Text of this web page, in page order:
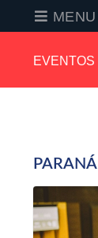
EVENTOS
MENU
PARANÁ